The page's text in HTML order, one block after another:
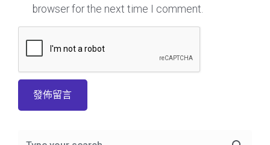
browser for the next time I comment.